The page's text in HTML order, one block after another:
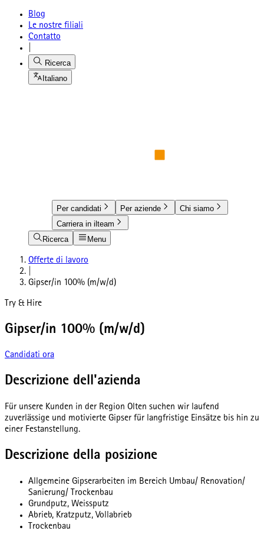
Blog
Le nostre filiali
Contatto
Ricerca
Italiano
Per candidati Per aziende
Chi siamo
Carriera in ilteam
Ricerca
Menu
Offerte di lavoro
Gipser/in 100% (m/w/d)
Try & Hire
Gipser/in 100% (m/w/d)
Candidati ora
Descrizione dell'azienda
Für unsere Kunden in der Region Olten suchen wir laufend
zuverlässige und motivierte Gipser für langfristige Einsätze bis hin zu
einer Festanstellung.
Descrizione della posizione
Allgemeine Gipserarbeiten im Bereich Umbau/ Renovation/
Sanierung/ Trockenbau
Grundputz, Weissputz
Abrieb, Kratzputz, Vollabrieb
Trockenbau